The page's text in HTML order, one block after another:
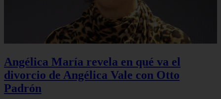
Angélica María revela en qué va el
divorcio de Angélica Vale con Otto
Padrón